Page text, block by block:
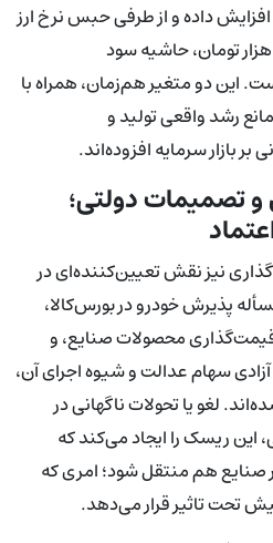
داده و از طرفی حبس نرخ ارز
توافقی در حوالی کانال‌های 70 هزار تومان، حاشیه سود
این دو متغیر هم‌زمان، همراه با
30 درصدی، مانع رشد واقعی تولید و
بازار سرمایه افزوده‌اند.
تصمیمات دولتی؛
نیز نقش تعیین‌کننده‌ای در
پذیرش خودرو در بورس‌کالا،
محصولات صنایع، و
سهام عدالت و شیوه اجرای آن،
لغو یا تحولات ناگهانی در
ریسک را ایجاد می‌کند که
هم منتقل شود؛ امری که
پیش تحت تاثیر قرار می‌دهد.